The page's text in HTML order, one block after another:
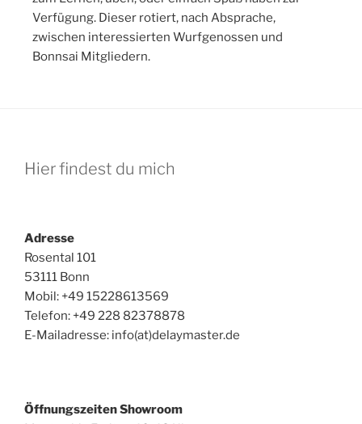
Verfügung. Dieser rotiert, nach Absprache,
zwischen interessierten Wurfgenossen und
Bonnsai Mitgliedern.
Hier findest du mich
Adresse
Rosental 101
53111 Bonn
Mobil: +49 15228613569
Telefon: +49 228 82378878‬
E-Mailadresse: info(at)delaymaster.de
ÖffnungszeitenShowroom